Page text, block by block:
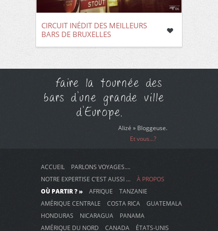
CIRCUIT INÉDIT DES MEILLEURS
BARS DE BRUXELLES
faire la tournée des
bars d'une grande ville
d'Europe.
Alizé » Bloggeuse.
Et vous...?
ACCUEIL
PARLONS VOYAGES….
NOTRE EXPERTISE C’EST AUSSI …
À PROPOS
OÙ PARTIR ? »
AFRIQUE
TANZANIE
AMÉRIQUE CENTRALE
COSTA RICA
GUATEMALA
HONDURAS
NICARAGUA
PANAMA
AMÉRIQUE DU NORD
CANADA ÉTATS-UNIS